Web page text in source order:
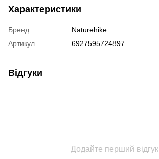
Характеристики
Бренд
Naturehike
Артикул
6927595724897
Відгуки
Додайте перший відгук